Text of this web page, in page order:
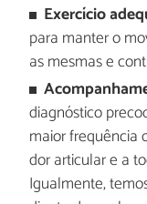
Exercício
para manter o
as mesmas e
diagnóstico
maior frequência
dor articular e a
Igualmente,